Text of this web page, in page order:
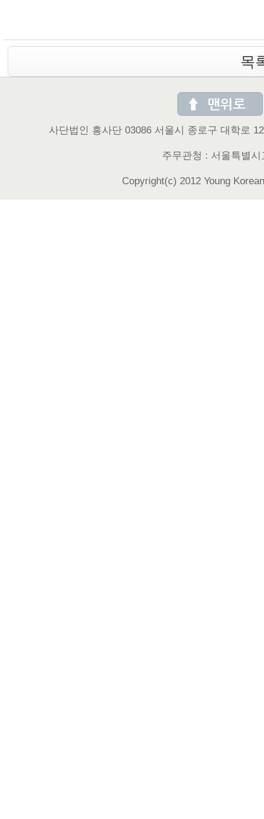
목
사단법인 흥사단 03086 서울시 종로구 대학로
주무관청 : 서울특별시
Copyright(c) 2012 Young